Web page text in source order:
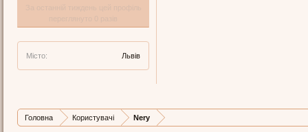
Місто: Львів
Головна Користувачі Nery